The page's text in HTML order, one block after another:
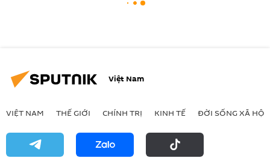
Việt Nam
VIỆT NAM THẾ GIỚI CHÍNH TRỊ KINH TẾ ĐỜI SỐNG XÃ HỘI